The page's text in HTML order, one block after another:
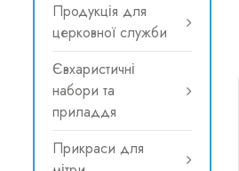
Продукція для
церковної служби
Євхаристичні
набори та
приладдя
Прикраси для